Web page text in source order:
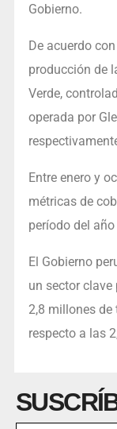
Gobierno.
De acuerdo
producción de
Verde,
operada por
Entre enero y
métricas de
período del
El Gobierno
un sector
2,8 millones de
respecto a las